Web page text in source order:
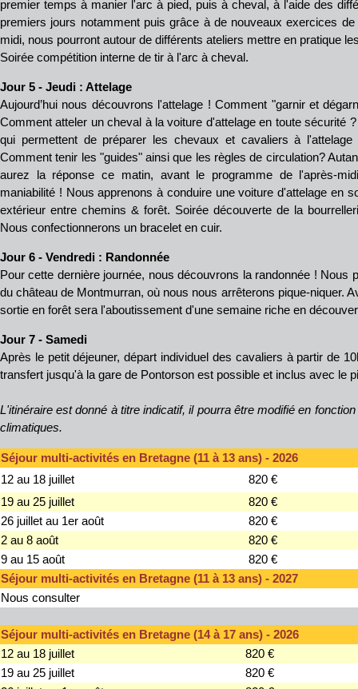
premier temps à manier l'arc à pied, puis à cheval, à l'aide des
premiers jours notamment puis grâce à de nouveaux exercices
midi, nous pourront autour de différents ateliers mettre en pratique
Soirée compétition interne de tir à l'arc à cheval.
Jour 5 - Jeudi : Attelage
Aujourd’hui nous découvrons l'attelage ! Comment "garnir et
Comment atteler un cheval à la voiture d'attelage en toute sécurité
qui permettent de préparer les chevaux et cavaliers à
Comment tenir les "guides" ainsi que les règles de circulation?
aurez la réponse ce matin, avant le programme de l'après-
maniabilité ! Nous apprenons à conduire une voiture d'attelage en
extérieur entre chemins & forêt. Soirée découverte de la
Nous confectionnerons un bracelet en cuir.
Jour 6 - Vendredi : Randonnée
Pour cette dernière journée, nous découvrons la randonnée ! Nous
du château de Montmurran, où nous nous arrêterons pique-niquer.
sortie en forêt sera l'aboutissement d'une semaine riche en
Jour 7 - Samedi
Après le petit déjeuner, départ individuel des cavaliers à partir de
transfert jusqu'à la gare de Pontorson est possible et inclus avec le
L'itinéraire est donné à titre indicatif, il pourra être modifié en
climatiques.
Séjour multi-activités en Bretagne (11 à 13 ans) - 2026
12 au 18 juillet
820 €
19 au 25 juillet
820 €
26 juillet au 1er août
820 €
2 au 8 août
820 €
9 au 15 août
820 €
Séjour multi-activités en Bretagne (11 à 13 ans) - 2027
Nous consulter
Séjour multi-activités en Bretagne (14 à 17 ans) - 2026
12 au 18 juillet
820 €
19 au 25 juillet
820 €